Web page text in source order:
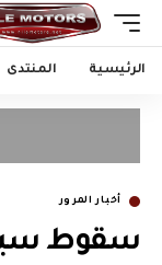
الرئيسية المنتدى
أخبار المرور
سقوط